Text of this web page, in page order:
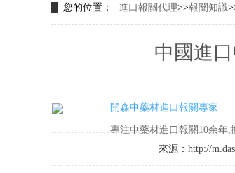
您的位置： 進口報關代理>>報關知識
中國進
開森中藥材進口報關專家
專注中藥材進口報關10余年,
來源：http://